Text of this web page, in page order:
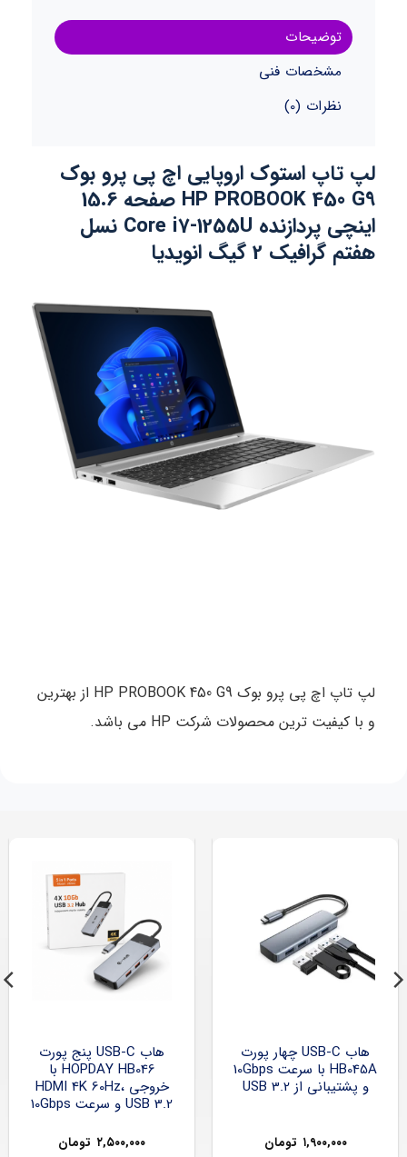
توضیحات
مشخصات فنی
نظرات (0)
لپ تاپ استوک اروپایی اچ پی پرو بوک
HP PROBOOK 450 G9 صفحه 15.6
اینچی پردازنده Core i7-1255U نسل
هفتم گرافیک 2 گیگ انویدیا
لپ تاپ اچ پی پرو بوک HP PROBOOK 450 G9 از بهترین
و با کیفیت ترین محصولات شرکت HP می باشد.
هاب USB-C چهار پورت
HB045A با سرعت 10Gbps
و پشتیبانی از USB 3.2
۱,۹۰۰,۰۰۰ تومان
هاب USB-C پنج پورت
HOPDAY HB046 با
خروجی HDMI 4K 60Hz،
USB 3.2 و سرعت 10Gbps
۲,۵۰۰,۰۰۰ تومان